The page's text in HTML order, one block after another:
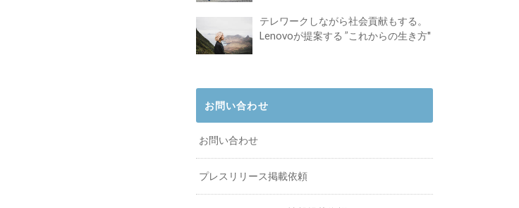
テレワークしながら社会貢献もする。
Lenovoが提案する ”これからの生き方"
お問い合わせ
お問い合わせ
プレスリリース掲載依頼